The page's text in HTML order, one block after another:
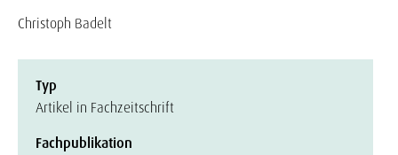
Christoph Badelt
Typ
Artikel in Fachzeitschrift
Fachpublikation